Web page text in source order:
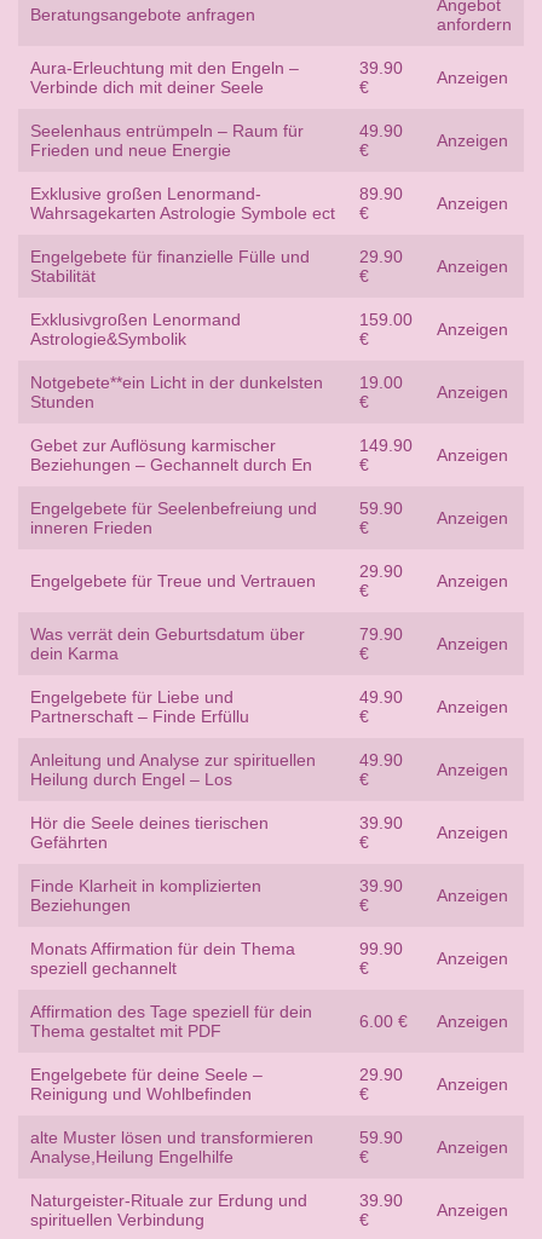
Beratungsangebote anfragen
Angebot
anfordern
Aura-Erleuchtung mit den Engeln –
Verbinde dich mit deiner Seele
39.90
€
Anzeigen
Seelenhaus entrümpeln – Raum für
Frieden und neue Energie
49.90
€
Anzeigen
Exklusive großen Lenormand-
Wahrsagekarten Astrologie Symbole ect
89.90
€
Anzeigen
Engelgebete für finanzielle Fülle und
Stabilität
29.90
€
Anzeigen
Exklusivgroßen Lenormand
Astrologie&Symbolik
159.00
€
Anzeigen
Notgebete**ein Licht in der dunkelsten
Stunden
19.00
€
Anzeigen
Gebet zur Auflösung karmischer
Beziehungen – Gechannelt durch En
149.90
€
Anzeigen
Engelgebete für Seelenbefreiung und
inneren Frieden
59.90
€
Anzeigen
Engelgebete für Treue und Vertrauen
29.90
€
Anzeigen
Was verrät dein Geburtsdatum über
dein Karma
79.90
€
Anzeigen
Engelgebete für Liebe und
Partnerschaft – Finde Erfüllu
49.90
€
Anzeigen
Anleitung und Analyse zur spirituellen
Heilung durch Engel – Los
49.90
€
Anzeigen
Hör die Seele deines tierischen
Gefährten
39.90
€
Anzeigen
Finde Klarheit in komplizierten
Beziehungen
39.90
€
Anzeigen
Monats Affirmation für dein Thema
speziell gechannelt
99.90
€
Anzeigen
Affirmation des Tage speziell für dein
Thema gestaltet mit PDF
6.00 € Anzeigen
Engelgebete für deine Seele –
Reinigung und Wohlbefinden
29.90
€
Anzeigen
alte Muster lösen und transformieren
Analyse,Heilung Engelhilfe
59.90
€
Anzeigen
Naturgeister-Rituale zur Erdung und
spirituellen Verbindung
39.90
€
Anzeigen